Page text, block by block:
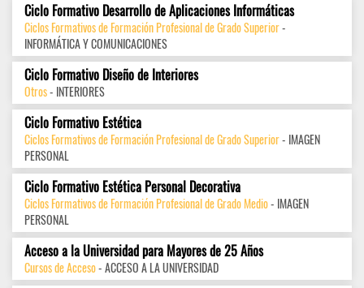
Ciclo Formativo Desarrollo de Aplicaciones Informáticas
Ciclos Formativos de Formación Profesional de Grado Superior-
INFORMÁTICA Y COMUNICACIONES
Ciclo Formativo Diseño de Interiores
Otros- INTERIORES
Ciclo Formativo Estética
Ciclos Formativos de Formación Profesional de Grado Superior- IMAGEN
PERSONAL
Ciclo Formativo Estética Personal Decorativa
Ciclos Formativos de Formación Profesional de Grado Medio- IMAGEN
PERSONAL
Acceso a la Universidad para Mayores de 25 Años
Cursos de Acceso- ACCESO A LA UNIVERSIDAD